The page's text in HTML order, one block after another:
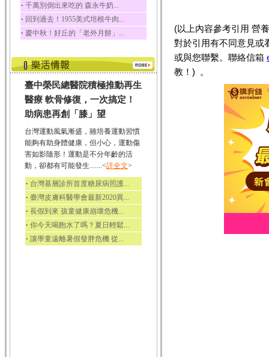
草魚
草魚含有維生素A、維生
素C、及豐富的蛋白...
‧ 千萬別倒出來吃的 森永牛奶...
‧ 回到過去！1955美式培根牛肉...
‧ 慶中秋！好丘的「老外月餅」...
臺中榮民總醫院積極推動再生
醫療 軟骨修復，一次搞定！
助病患再創「膝」望
台灣運動風氣漸盛，雖培養運動習慣
能夠有助身體健康，但小心，運動傷
害如影隨形！運動是不分年齡的活
動，卻都有可能發生.......<詳全文>
‧ 台灣基層診所首度糖尿病照護...
‧ 臺灣皮膚科醫學會最新2020異...
‧ 長假到來 孩童健康崩壞危機...
‧ 你今天喝飽水了嗎？夏日輕鬆...
‧ 讓學童遠離暑假發胖危機 從...
(以上內容參考引用 營
對於引用有不同意見或
或與您聯繫。聯絡信箱
教！) 。